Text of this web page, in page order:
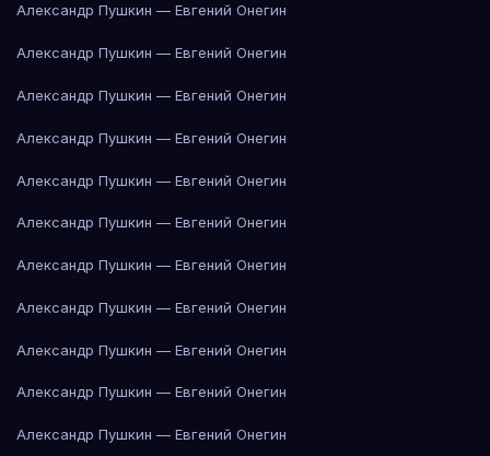
Александр Пушкин — Евгений Онегин
Александр Пушкин — Евгений Онегин
Александр Пушкин — Евгений Онегин
Александр Пушкин — Евгений Онегин
Александр Пушкин — Евгений Онегин
Александр Пушкин — Евгений Онегин
Александр Пушкин — Евгений Онегин
Александр Пушкин — Евгений Онегин
Александр Пушкин — Евгений Онегин
Александр Пушкин — Евгений Онегин
Александр Пушкин — Евгений Онегин